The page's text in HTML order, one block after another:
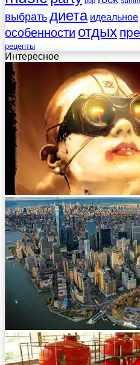
выбратьдиета идеальное
особенности отдых
рецепты
Интересное